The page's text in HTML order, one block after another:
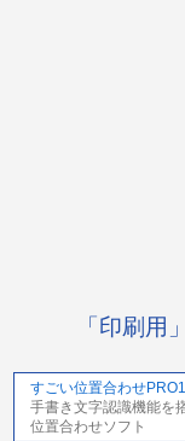
「印刷用
すごい位置合わせ
手書き文字認識機能を
位置合わせソフト